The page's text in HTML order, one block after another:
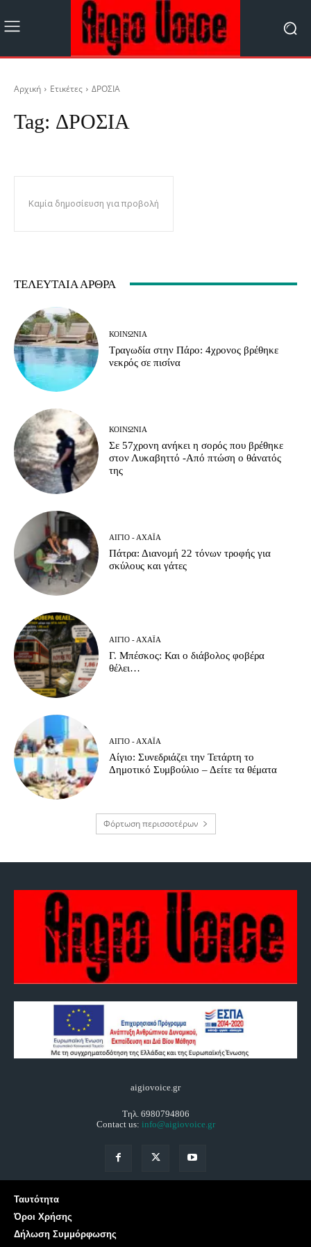
Αρχική Ετικέτες ΔΡΟΣΙΑ
Tag: ΔΡΟΣΙΑ
Καμία δημοσίευση για προβολή
ΤΕΛΕΥΤΑΊΑ ΆΡΘΡΑ
ΚΟΙΝΩΝΊΑ
Τραγωδία στην Πάρο: 4χρονος βρέθηκε
νεκρός σε πισίνα
ΚΟΙΝΩΝΊΑ
Σε 57χρονη ανήκει η σορός που βρέθηκε
στον Λυκαβηττό -Από πτώση ο θάνατός
της
ΑΊΓΙΟ - ΑΧΑΪ́Α
Πάτρα: Διανομή 22 τόνων τροφής για
σκύλους και γάτες
ΑΊΓΙΟ - ΑΧΑΪ́Α
Γ. Μπέσκος: Και ο διάβολος φοβέρα
θέλει…
ΑΊΓΙΟ - ΑΧΑΪ́Α
Αίγιο: Συνεδριάζει την Τετάρτη το
Δημοτικό Συμβούλιο – Δείτε τα θέματα
Φόρτωση περισσοτέρων
aigiovoice.gr
Τηλ. 6980794806
Contact us: info@aigiovoice.gr
Ταυτότητα
Όροι Χρήσης
Δήλωση Συμμόρφωσης